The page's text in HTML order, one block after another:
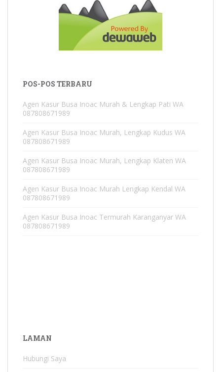
POS-POS TERBARU
Agen Kasur Busa Inoac Murah & Lengkap Pati WA
087808671989
Agen Kasur Busa Inoac Murah, Lengkap Kudus WA
087808671989
Agen Kasur Busa Inoac Murah, Lengkap Klaten WA
087808671989
Agen Kasur Busa Inoac Murah Lengkap Kendal WA
087808671989
Agen Kasur Busa Inoac Termurah Karanganyar WA
087808671989
LAMAN
Hubungi Saya